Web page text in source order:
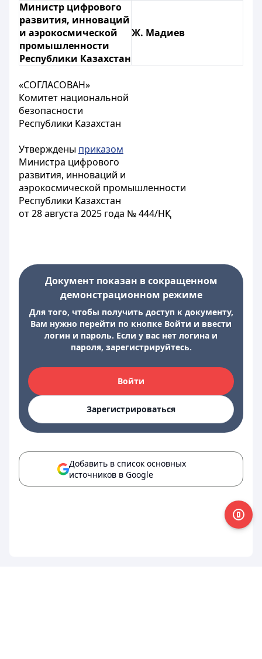
Министр цифрового
развития, инноваций
и аэрокосмической
промышленности
Республики Казахстан
Ж. Мадиев
«СОГЛАСОВАН»
Комитет национальной
безопасности
Республики Казахстан
Утверждены приказом
Министра цифрового
развития, инноваций и
аэрокосмической промышленности
Республики Казахстан
от 28 августа 2025 года № 444/НҚ
Документ показан в сокращенном
демонстрационном режиме
Для того, чтобы получить доступ к документу,
Вам нужно перейти по кнопке Войти и ввести
логин и пароль. Если у вас нет логина и
пароля, зарегистрируйтесь.
Войти
Зарегистрироваться
Добавить в список основных
источников в Google